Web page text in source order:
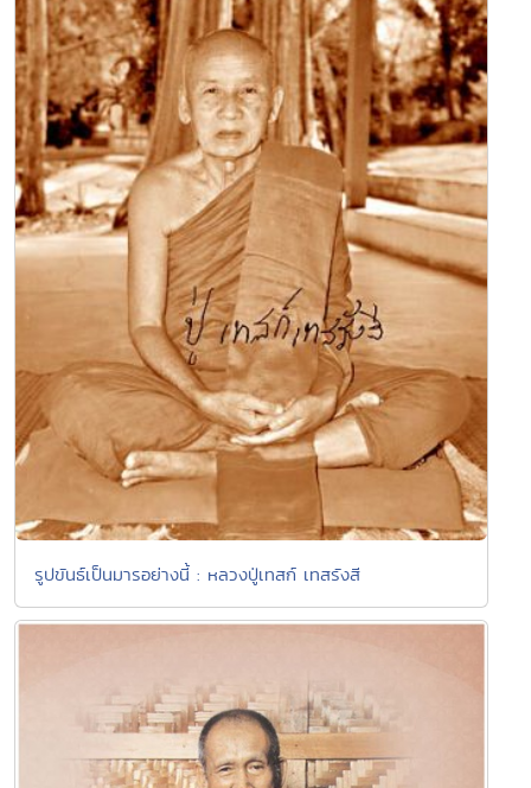
รูปขันธ์เป็นมารอย่างนี้ : หลวงปู่เทสก์ เทสรังสี